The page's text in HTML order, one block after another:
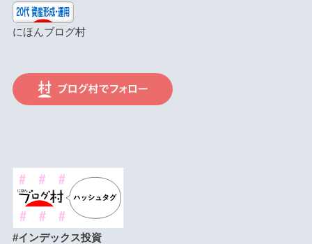
にほんブログ村
#インデックス投資